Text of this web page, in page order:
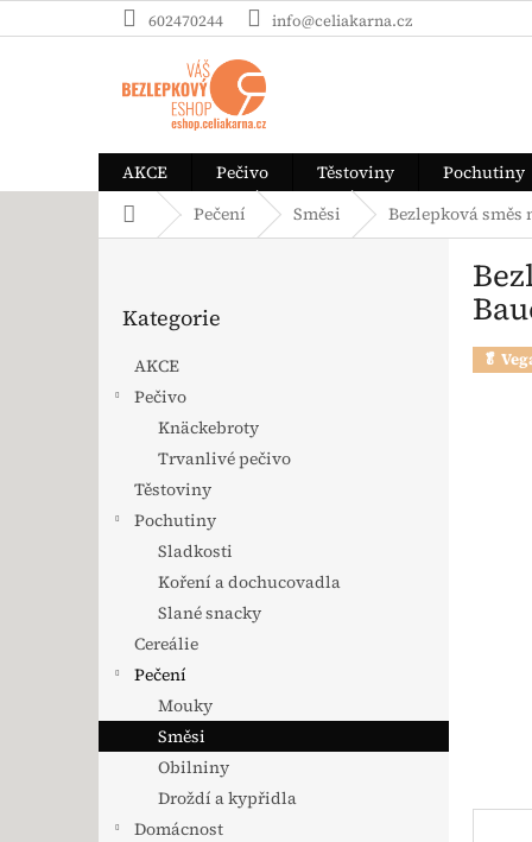
602470244 info@celiakarna.cz
AKCE Pečivo Těstoviny
Pochutiny
Domů Pečení Směsi Bezlepková směs
Kategorie
AKCE
Pečivo
Knäckebroty
Trvanlivé pečivo
Těstoviny
Pochutiny
Sladkosti
Koření a dochucovadla
Slané snacky
Cereálie
Pečení
Mouky
Směsi
Obilniny
Droždí a kypřidla
Domácnost
🥬